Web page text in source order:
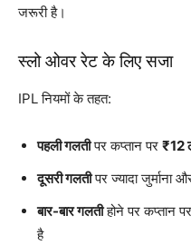
जरूरी है।
स्लो ओवर रेट के लिए सजा
IPL नियमों के तहत:
पहली गलतीपर कप्तान पर ₹12
दूसरी गलतीपर ज्यादा जुर्माना
बार-बार गलतीहोने पर कप्तान
है